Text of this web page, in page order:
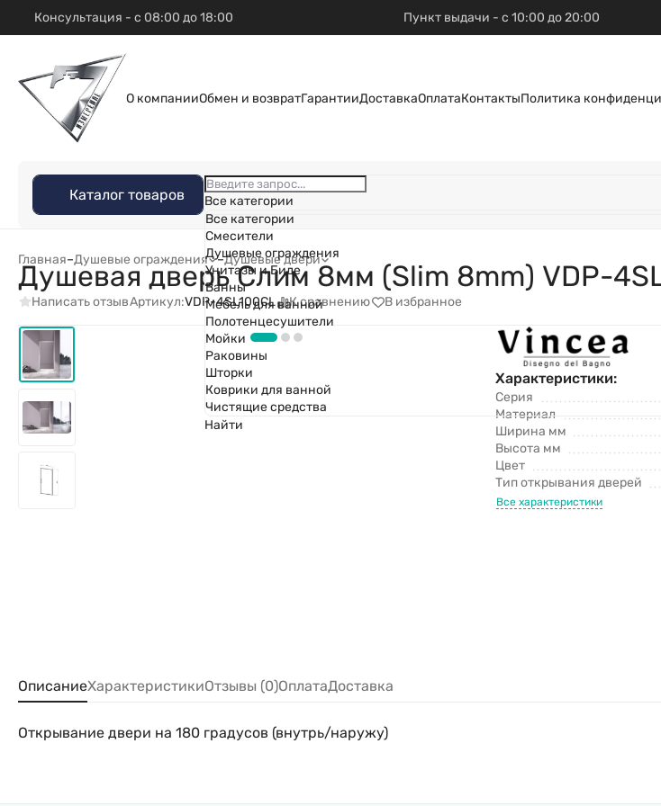
Консультация - с 08:00 до 18:00 Пункт выдачи - с 10:00 до 20:00
О компанииОбмен и возвратГарантииДоставкаОплатаКонтактыПолитика
Каталог товаров
Все категории
Все категории
Смесители
Душевые ограждения
Унитазы и Биде
Ванны
Мебель для ванной
Полотенцесушители
Мойки
Раковины
Шторки
Коврики для ванной
Чистящие средства
Найти
Главная–Душевые ограждения –Душевые двери
Душевая дверь Слим 8мм (Slim 8mm) VDP-
Написать отзывАртикул:VDP-4SL100CL К сравнению В избранное
Характеристики:
Серия
Материал
Ширина мм
Высота мм
Цвет
Тип открывания дверей
Все характеристики
ОписаниеХарактеристикиОтзывы (0)ОплатаДоставка
Открывание двери на 180 градусов (внутрь/наружу)